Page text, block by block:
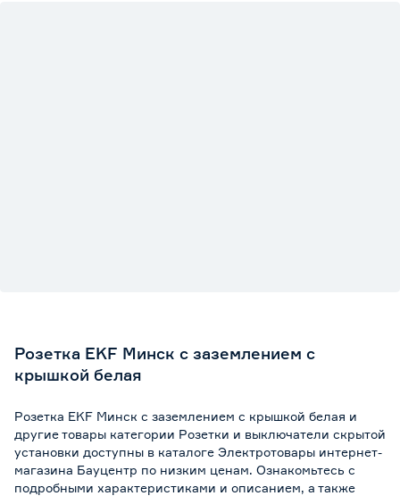
Розетка EKF Минск с заземлением с
крышкой белая
Розетка EKF Минск с заземлением с крышкой белая и
другие товары категории Розетки и выключатели скрытой
установки доступны в каталоге Электротовары интернет-
магазина Бауцентр по низким ценам. Ознакомьтесь с
подробными характеристиками и описанием, а также